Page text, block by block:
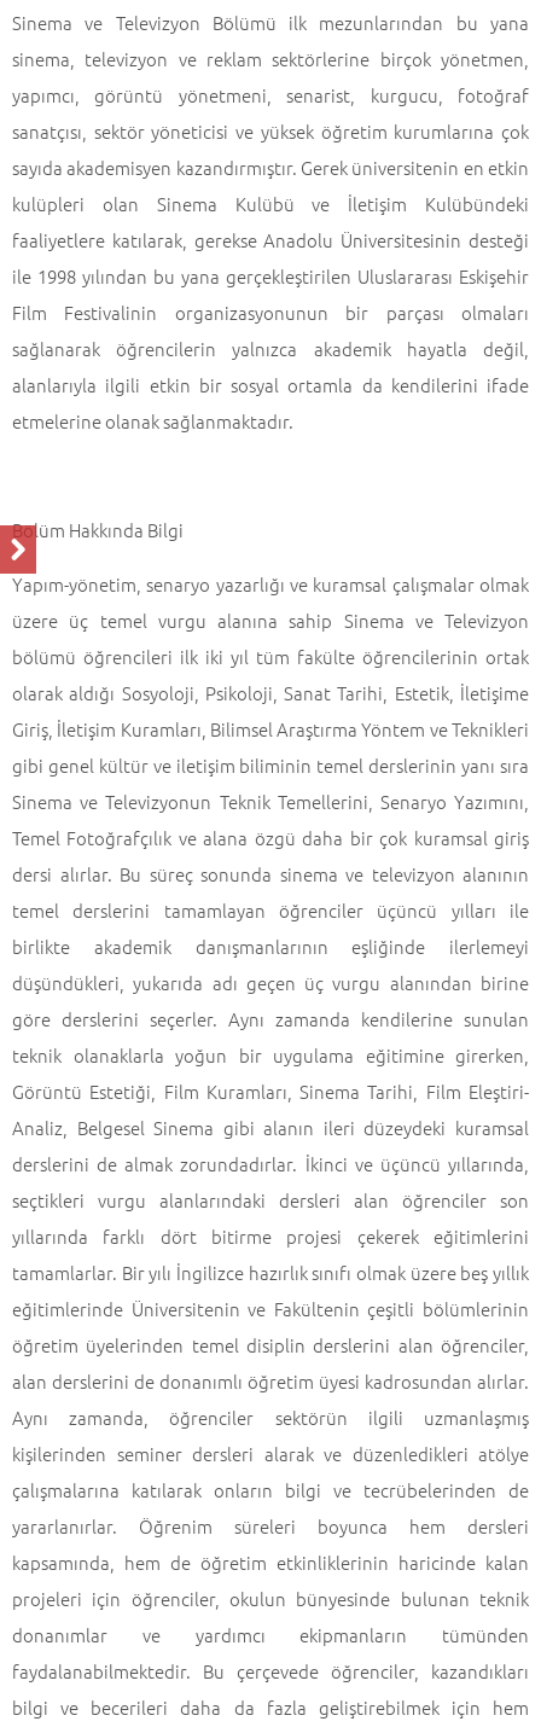
Sinema ve Televizyon Bölümü ilk mezunlarından bu yana
sinema, televizyon ve reklam sektörlerine birçok yönetmen,
yapımcı, görüntü yönetmeni, senarist, kurgucu, fotoğraf
sanatçısı, sektör yöneticisi ve yüksek öğretim kurumlarına çok
sayıda akademisyen kazandırmıştır. Gerek üniversitenin en etkin
kulüpleri olan Sinema Kulübü ve İletişim Kulübündeki
faaliyetlere katılarak, gerekse Anadolu Üniversitesinin desteği
ile 1998 yılından bu yana gerçekleştirilen Uluslararası Eskişehir
Film Festivalinin organizasyonunun bir parçası olmaları
sağlanarak öğrencilerin yalnızca akademik hayatla değil,
alanlarıyla ilgili etkin bir sosyal ortamla da kendilerini ifade
etmelerine olanak sağlanmaktadır.
Bölüm Hakkında Bilgi
Yapım-yönetim, senaryo yazarlığı ve kuramsal çalışmalar olmak
üzere üç temel vurgu alanına sahip Sinema ve Televizyon
bölümü öğrencileri ilk iki yıl tüm fakülte öğrencilerinin ortak
olarak aldığı Sosyoloji, Psikoloji, Sanat Tarihi, Estetik, İletişime
Giriş, İletişim Kuramları, Bilimsel Araştırma Yöntem ve Teknikleri
gibi genel kültür ve iletişim biliminin temel derslerinin yanı sıra
Sinema ve Televizyonun Teknik Temellerini, Senaryo Yazımını,
Temel Fotoğrafçılık ve alana özgü daha bir çok kuramsal giriş
dersi alırlar. Bu süreç sonunda sinema ve televizyon alanının
temel derslerini tamamlayan öğrenciler üçüncü yılları ile
birlikte akademik danışmanlarının eşliğinde ilerlemeyi
düşündükleri, yukarıda adı geçen üç vurgu alanından birine
göre derslerini seçerler. Aynı zamanda kendilerine sunulan
teknik olanaklarla yoğun bir uygulama eğitimine girerken,
Görüntü Estetiği, Film Kuramları, Sinema Tarihi, Film Eleştiri-
Analiz, Belgesel Sinema gibi alanın ileri düzeydeki kuramsal
derslerini de almak zorundadırlar. İkinci ve üçüncü yıllarında,
seçtikleri vurgu alanlarındaki dersleri alan öğrenciler son
yıllarında farklı dört bitirme projesi çekerek eğitimlerini
tamamlarlar. Bir yılı İngilizce hazırlık sınıfı olmak üzere beş yıllık
eğitimlerinde Üniversitenin ve Fakültenin çeşitli bölümlerinin
öğretim üyelerinden temel disiplin derslerini alan öğrenciler,
alan derslerini de donanımlı öğretim üyesi kadrosundan alırlar.
Aynı zamanda, öğrenciler sektörün ilgili uzmanlaşmış
kişilerinden seminer dersleri alarak ve düzenledikleri atölye
çalışmalarına katılarak onların bilgi ve tecrübelerinden de
yararlanırlar. Öğrenim süreleri boyunca hem dersleri
kapsamında, hem de öğretim etkinliklerinin haricinde kalan
projeleri için öğrenciler, okulun bünyesinde bulunan teknik
donanımlar ve yardımcı ekipmanların tümünden
faydalanabilmektedir. Bu çerçevede öğrenciler, kazandıkları
bilgi ve becerileri daha da fazla geliştirebilmek için hem